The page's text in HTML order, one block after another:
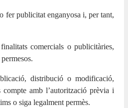
fer publicitat enganyosa i, per tant,
comercials o publicitàries,
distribució o modificació,
amb l’autorització prèvia i
o siga legalment permès.